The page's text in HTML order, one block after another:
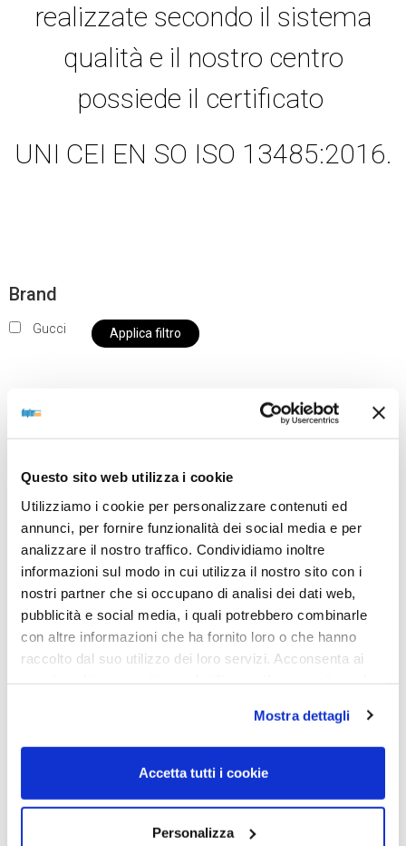
Questo sito web utilizza i cookie
Utilizziamo i cookie per personalizzare contenuti ed
annunci, per fornire funzionalità dei social media e per
analizzare il nostro traffico. Condividiamo inoltre
informazioni sul modo in cui utilizza il nostro sito con i
nostri partner che si occupano di analisi dei dati web,
pubblicità e social media, i quali potrebbero combinarle
con altre informazioni che ha fornito loro o che hanno
raccolto dal suo utilizzo dei loro servizi. Acconsenta ai
Mostra dettagli
Accetta tutti i cookie
Personalizza
realizzate secondo il sistema
qualità e il nostro centro
possiede il certificato
UNI CEI EN SO ISO 13485:2016.
Brand
Gucci Applica filtro
Al momento siamo chiusi per ferie e i prodotti del
spedizione fino al giorno 31 agosto. BUONE FERIE
da OTTICA DIOPTER
Showing the single result
Sold out
OCCHIALI DA SOLE